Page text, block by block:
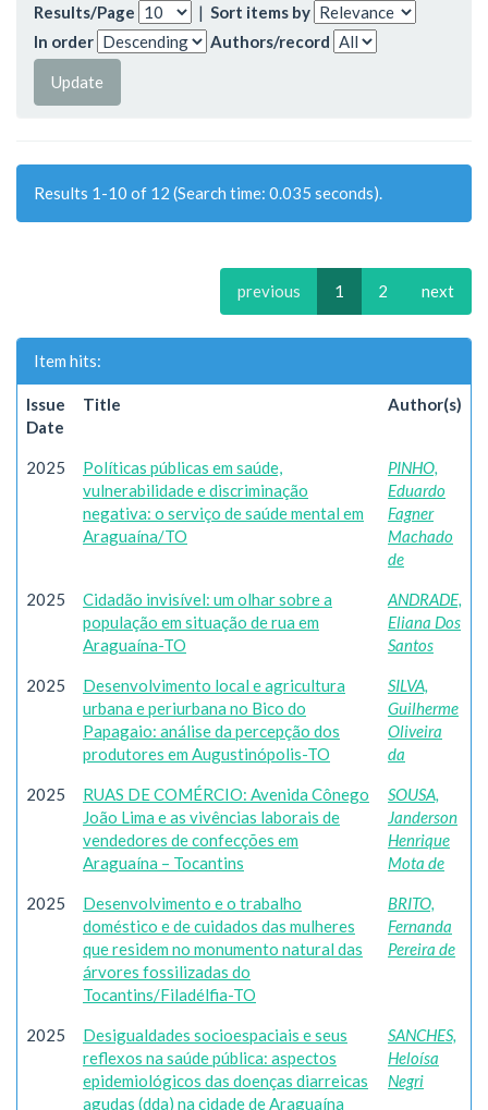
Results/Page | Sort items by
In order
Authors/record
Results 1-10 of 12 (Search time: 0.035 seconds).
previous 1 2 next
Item hits:
Issue
Date
Title Author(s)
2025
Políticas públicas em saúde,
vulnerabilidade e discriminação
negativa: o serviço de saúde mental em
Araguaína/TO
PINHO,
Eduardo
Fagner
Machado
de
2025
Cidadão invisível: um olhar sobre a
população em situação de rua em
Araguaína-TO
ANDRADE,
Eliana Dos
Santos
2025
Desenvolvimento local e agricultura
urbana e periurbana no Bico do
Papagaio: análise da percepção dos
produtores em Augustinópolis-TO
SILVA,
Guilherme
Oliveira
da
2025
RUAS DE COMÉRCIO: Avenida Cônego
João Lima e as vivências laborais de
vendedores de confecções em
Araguaína – Tocantins
SOUSA,
Janderson
Henrique
Mota de
2025
Desenvolvimento e o trabalho
doméstico e de cuidados das mulheres
que residem no monumento natural das
árvores fossilizadas do
Tocantins/Filadélfia-TO
BRITO,
Fernanda
Pereira de
2025
Desigualdades socioespaciais e seus
reflexos na saúde pública: aspectos
epidemiológicos das doenças diarreicas
agudas (dda) na cidade de Araguaína
SANCHES,
Heloísa
Negri